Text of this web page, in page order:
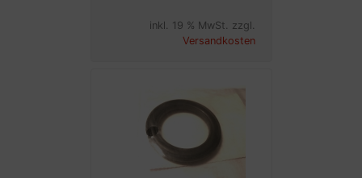
inkl. 19 % MwSt. zzgl.
Versandkosten